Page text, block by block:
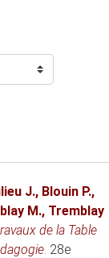
J., Blouin P.,
M., Tremblay
de la Table
. 28e